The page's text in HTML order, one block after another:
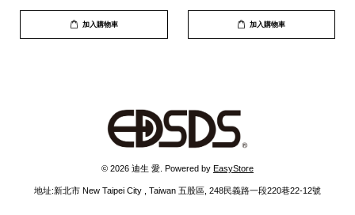
加入購物車 加入購物車
© 2026 迪生 愛. Powered by EasyStore
地址:新北市 New Taipei City , Taiwan 五股區, 248民義路一段220巷22-12號